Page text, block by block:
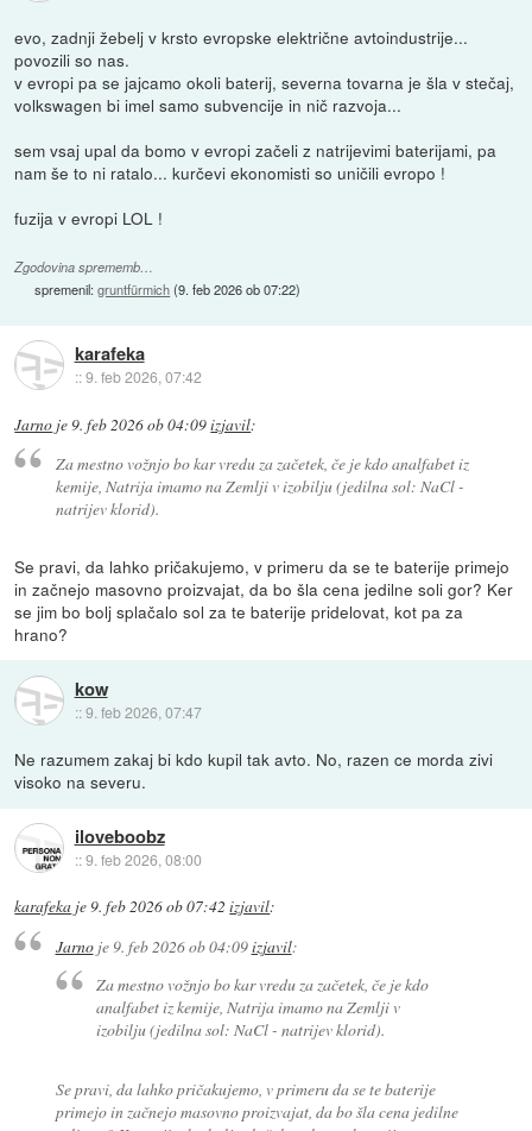
evo, zadnji žebelj v krsto evropske električne avtoindustrije...
povozili so nas.
v evropi pa se jajcamo okoli baterij, severna tovarna je šla v stečaj,
volkswagen bi imel samo subvencije in nič razvoja...
sem vsaj upal da bomo v evropi začeli z natrijevimi baterijami, pa
nam še to ni ratalo... kurčevi ekonomisti so uničili evropo !
fuzija v evropi LOL !
Zgodovina sprememb…
spremenil:gruntfürmich(9. feb 2026 ob 07:22)
karafeka
::9. feb 2026, 07:42
Jarno je9. feb 2026 ob 04:09izjavil:
Za mestno vožnjo bo kar vredu za začetek, če je kdo analfabet iz
kemije, Natrija imamo na Zemlji v izobilju (jedilna sol: NaCl -
natrijev klorid).
Se pravi, da lahko pričakujemo, v primeru da se te baterije primejo
in začnejo masovno proizvajat, da bo šla cena jedilne soli gor? Ker
se jim bo bolj splačalo sol za te baterije pridelovat, kot pa za
hrano?
kow
::9. feb 2026, 07:47
Ne razumem zakaj bi kdo kupil tak avto. No, razen ce morda zivi
visoko na severu.
iloveboobz
::9. feb 2026, 08:00
karafeka je9. feb 2026 ob 07:42 izjavil:
Jarnoje 9. feb 2026 ob 04:09izjavil:
Za mestno vožnjo bo kar vredu za začetek, če je kdo
analfabet iz kemije, Natrija imamo na Zemlji v
izobilju (jedilna sol: NaCl - natrijev klorid).
Se pravi, da lahko pričakujemo, v primeru da se te baterije
primejo in začnejo masovno proizvajat, da bo šla cena jedilne